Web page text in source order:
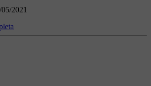
05/2021